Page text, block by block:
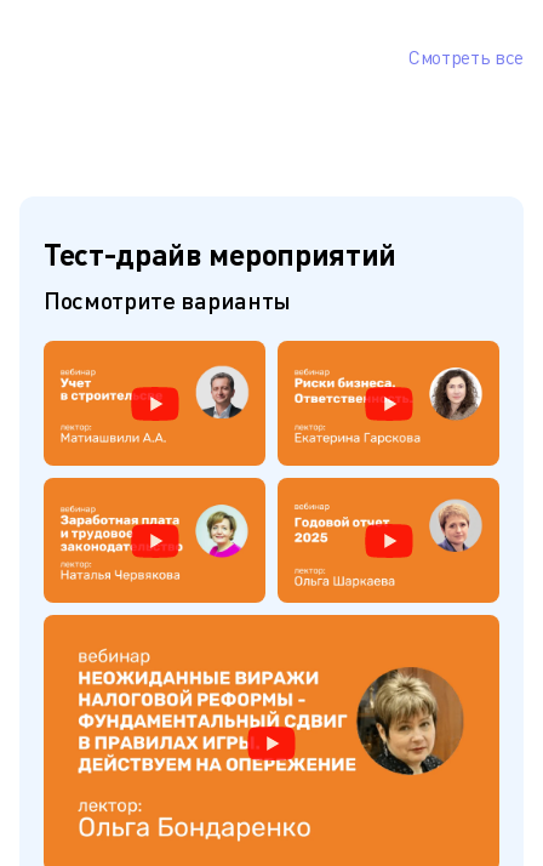
Смотреть все
Тест-драйв мероприятий
Посмотрите варианты